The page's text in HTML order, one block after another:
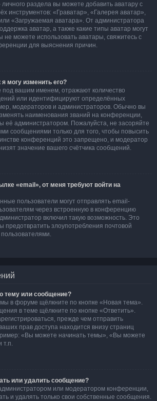
раздела вы можете добавить аватару с
инструментов: «Граватар», «Галерея аватар»,
«Загружаемая аватара». От администратора
аватар, а также какие типы аватар могут
не можете использовать аватары, свяжитесь с
для выяснения причин.
я могу изменить его?
вашим именем, отражают количество
или идентифицируют определённых
модераторов и администраторов. Обычно вы
наименования званий на конференции,
её администратором. Пожалуйста, не засоряйте
сообщениями только для того, чтобы повысить
конференций это запрещено, и модератор
значение вашего счётчика сообщений.
«email», от меня требуют войти на
пользователи могут отправлять email-
через встроенную в конференцию
включил такую возможность. Это
предотвратить злоупотребления почтовой
тему или сообщение?
в форуме щёлкните по кнопке «Новая тема».
в теме щёлкните по кнопке «Ответить».
прежде чем отправить
прав доступа находится внизу страниц
«Вы можете начинать темы», «Вы можете
т.п.
или удалить сообщение?
или модератором конференции,
и удалять только свои собственные сообщения.